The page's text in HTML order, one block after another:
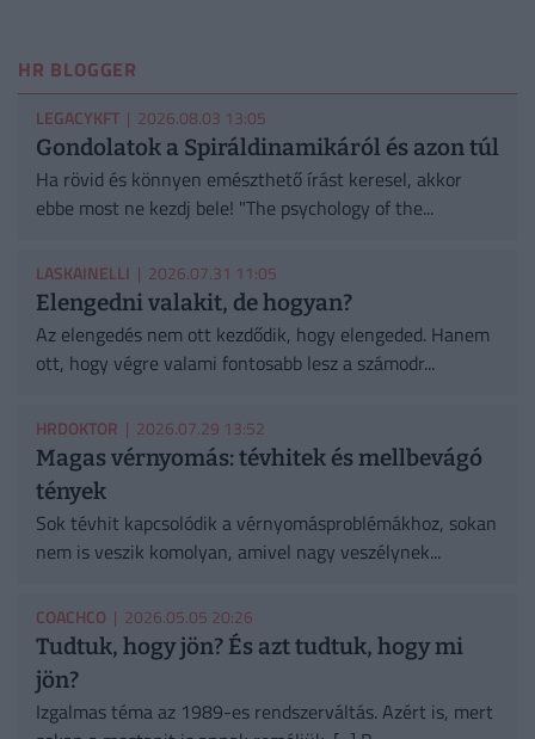
HR BLOGGER
LEGACYKFT | 2026.08.03 13:05
Gondolatok a Spiráldinamikáról és azon túl
Ha rövid és könnyen emészthető írást keresel, akkor
ebbe most ne kezdj bele! "The psychology of the...
LASKAINELLI | 2026.07.31 11:05
Elengedni valakit, de hogyan?
Az elengedés nem ott kezdődik, hogy elengeded. Hanem
ott, hogy végre valami fontosabb lesz a számodr...
HRDOKTOR | 2026.07.29 13:52
Magas vérnyomás: tévhitek és mellbevágó
tények
Sok tévhit kapcsolódik a vérnyomásproblémákhoz, sokan
nem is veszik komolyan, amivel nagy veszélynek...
COACHCO | 2026.05.05 20:26
Tudtuk, hogy jön? És azt tudtuk, hogy mi
jön?
Izgalmas téma az 1989-es rendszerváltás. Azért is, mert